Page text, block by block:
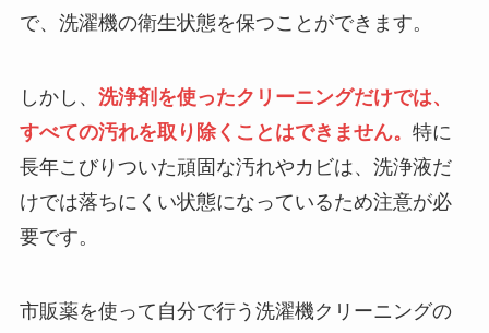
で、洗濯機の衛生状態を保つことができます。
しかし、 洗浄剤を使ったクリーニングだけでは、
すべての汚れを取り除くことはできません。 特に
長年こびりついた頑固な汚れやカビは、洗浄液だ
けでは落ちにくい状態になっているため注意が必
要です。
市販薬を使って自分で行う洗濯機クリーニングの